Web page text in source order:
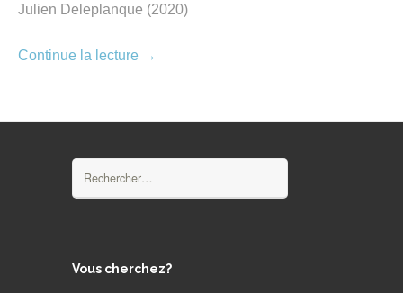
Julien Deleplanque (2020)
Continue la lecture →
Vous cherchez?